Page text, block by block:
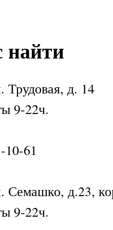
найти
д. 14
9-22ч.
10-61
д.23,
9-22ч.